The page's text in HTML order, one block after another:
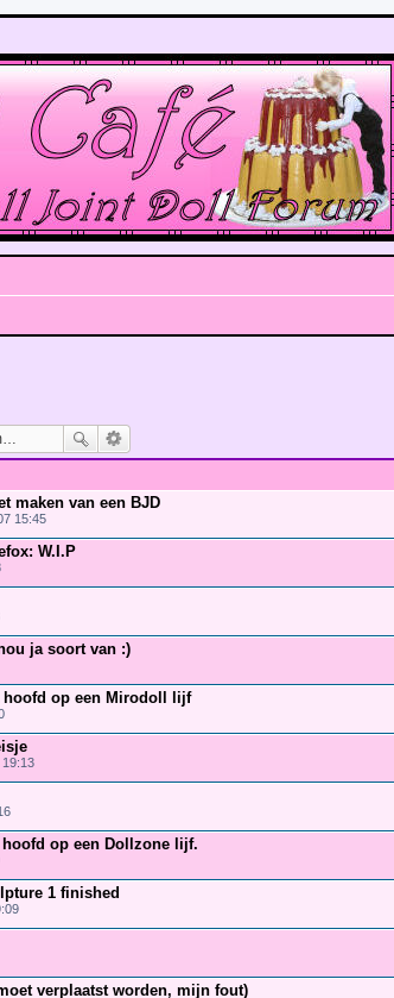
maken van een BJD
15:45
W.I.P
ja soort van :)
hoofd op een Mirodoll lijf
op een Dollzone lijf.
1 finished
verplaatst worden, mijn fout)